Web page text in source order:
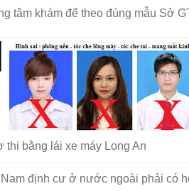
tâm khám để theo đúng mẫu Sở
thi bằng lái xe máy Long An
định cư ở nước ngoài phải có